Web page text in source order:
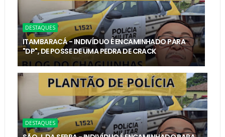
DESTAQUES
ITAMBARACÁ - INDIVÍDUO É ENCAMINHADO PARA
"DP", DE POSSE DE UMA PEDRA DE CRACK
DESTAQUES